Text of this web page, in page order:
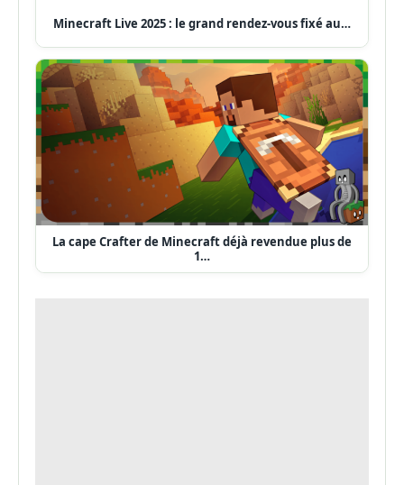
Minecraft Live 2025 : le grand rendez-vous fixé au…
La cape Crafter de Minecraft déjà revendue plus de
1…